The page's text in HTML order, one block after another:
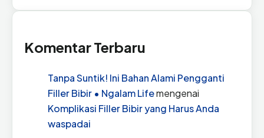
Komentar Terbaru
Tanpa Suntik! Ini Bahan Alami Pengganti
Filler Bibir • Ngalam Lifemengenai
Komplikasi Filler Bibir yang Harus Anda
waspadai